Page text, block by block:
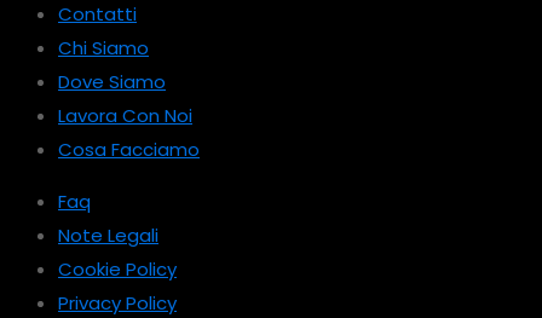
Contatti
Chi Siamo
Dove Siamo
Lavora Con Noi
Cosa Facciamo
Faq
Note Legali
Cookie Policy
Privacy Policy